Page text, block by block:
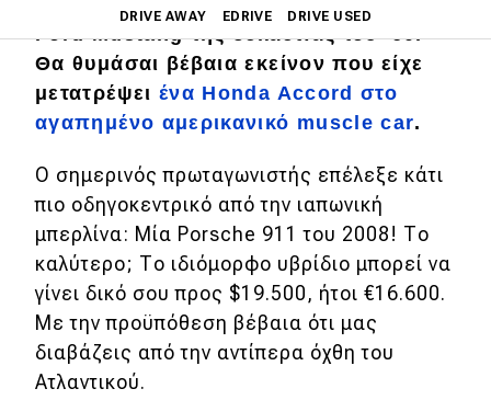
DRIVE AWAY EDRIVE DRIVE USED
Main navigation
Επικαιρότητα
Πρωτότυπα
Ελλάδα
Κόσμος
Τεχνολογία
Ασφάλεια
Αγορά
Ford Mustang της δεκαετίας του '60.
Θα θυμάσαι βέβαια εκείνον που είχε
μετατρέψει ένα Honda Accord στο
αγαπημένο αμερικανικό muscle car.
Ο σημερινός πρωταγωνιστής επέλεξε κάτι
πιο οδηγοκεντρικό από την ιαπωνική
μπερλίνα: Μία Porsche 911 του 2008! Το
καλύτερο; Το ιδιόμορφο υβρίδιο μπορεί να
γίνει δικό σου προς $19.500, ήτοι €16.600.
Με την προϋπόθεση βέβαια ότι μας
διαβάζεις από την αντίπερα όχθη του
Ατλαντικού.